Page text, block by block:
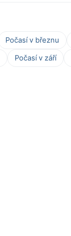
Počasí v březnu
Počasí v září